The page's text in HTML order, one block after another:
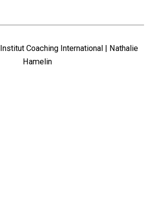
Institut Coaching International| Nathalie
Hamelin